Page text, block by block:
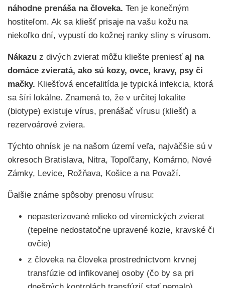
náhodne prenáša na človeka. Ten je konečným
hostiteľom. Ak sa kliešť prisaje na vašu kožu na
niekoľko dní, vypustí do kožnej ranky sliny s vírusom.
Nákazu z divých zvierat môžu kliešte preniesť aj na
domáce zvieratá, ako sú kozy, ovce, kravy, psy či
mačky. Kliešťová encefalitída je typická infekcia, ktorá
sa šíri lokálne. Znamená to, že v určitej lokalite
(biotype) existuje vírus, prenášač vírusu (kliešť) a
rezervoárové zviera.
Týchto ohnísk je na našom území veľa, najväčšie sú v
okresoch Bratislava, Nitra, Topoľčany, Komárno, Nové
Zámky, Levice, Rožňava, Košice a na Považí.
Ďalšie známe spôsoby prenosu vírusu:
nepasterizované mlieko od viremických zvierat
(tepelne nedostatočne upravené kozie, kravské či
ovčie)
z človeka na človeka prostredníctvom krvnej
transfúzie od infikovanej osoby (čo by sa pri